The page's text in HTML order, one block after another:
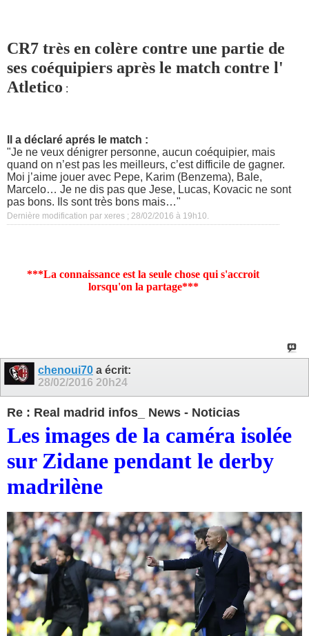
CR7 très en colère contre une partie de
ses coéquipiers après le match contre l'
Atletico :
Il a déclaré aprés le match :
"Je ne veux dénigrer personne, aucun coéquipier, mais
quand on n’est pas les meilleurs, c’est difficile de gagner.
Moi j’aime jouer avec Pepe, Karim (Benzema), Bale,
Marcelo… Je ne dis pas que Jese, Lucas, Kovacic ne sont
pas bons. Ils sont très bons mais…"
Dernière modification par xeres ; 28/02/2016 à 19h10
***La connaissance est la seule chose qui s'accroit
lorsqu'on la partage***
chenoui70 a écrit:
28/02/2016 20h24
Re : Real madrid infos_ News - Noticias
Les images de la caméra isolée
sur Zidane pendant le derby
madrilène